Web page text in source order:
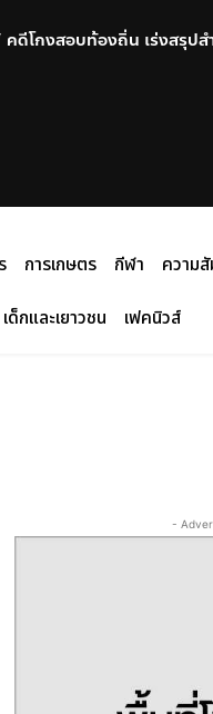
ดีโกงสอบท้องถิ่น เร่งสรุปส
การเกษตร กีฬา
ความ
เด็กและเยาวชน เฟคนิวส์
-